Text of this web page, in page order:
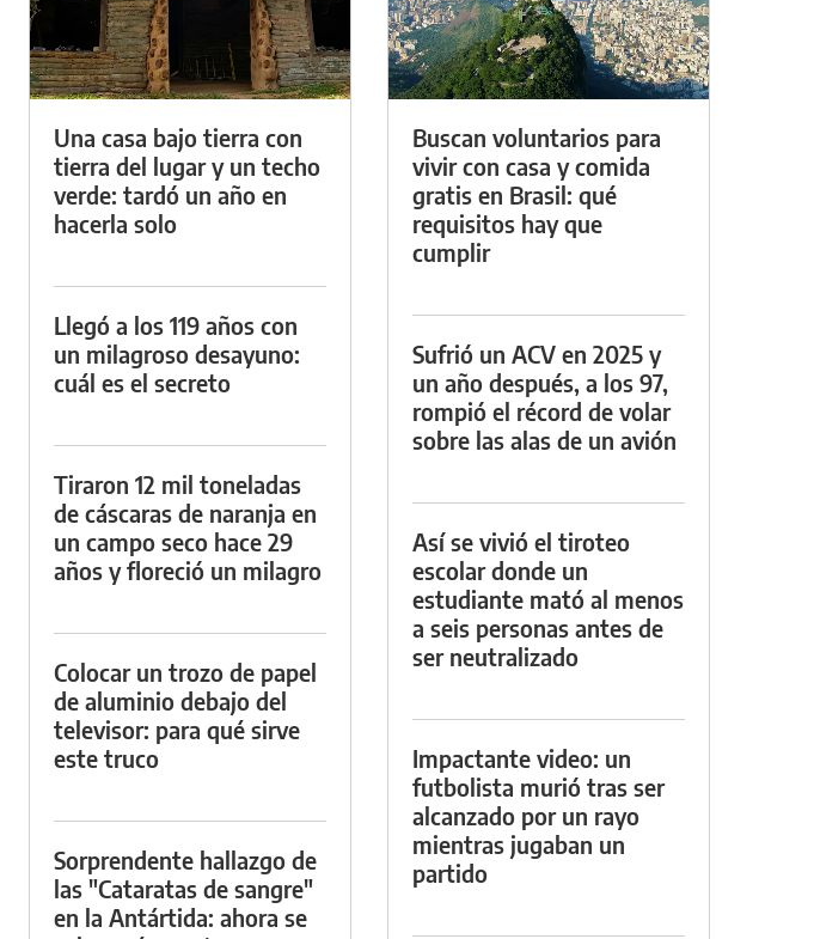
Una casa bajo tierra con
tierra del lugar y un techo
verde: tardó un año en
hacerla solo
Llegó a los 119 años con
un milagroso desayuno:
cuál es el secreto
Tiraron 12 mil toneladas
de cáscaras de naranja en
un campo seco hace 29
años y floreció un milagro
Colocar un trozo de papel
de aluminio debajo del
televisor: para qué sirve
este truco
Sorprendente hallazgo de
las "Cataratas de sangre"
en la Antártida: ahora se
Buscan voluntarios para
vivir con casa y comida
gratis en Brasil: qué
requisitos hay que
cumplir
Sufrió un ACV en 2025 y
un año después, a los 97,
rompió el récord de volar
sobre las alas de un avión
Así se vivió el tiroteo
escolar donde un
estudiante mató al menos
a seis personas antes de
ser neutralizado
Impactante video: un
futbolista murió tras ser
alcanzado por un rayo
mientras jugaban un
partido